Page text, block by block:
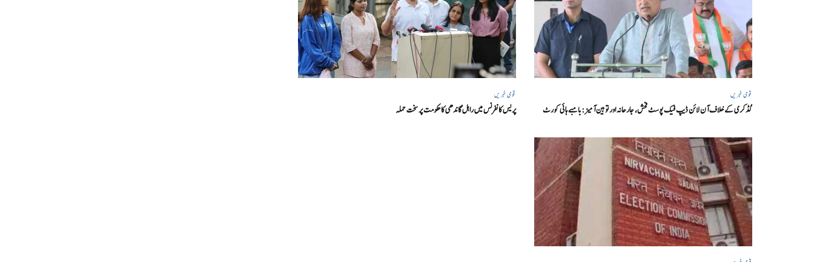
قومی خبریں
گڈکری کے خلاف آن لائن ڈیپ فیک پوسٹ فحش، جارحانہ اور توہین آمیز:بامبے ہائی کورٹ
قومی خبریں
پریس کانفرنس میں راہل گاندھی کا حکومت پر سخت حملہ